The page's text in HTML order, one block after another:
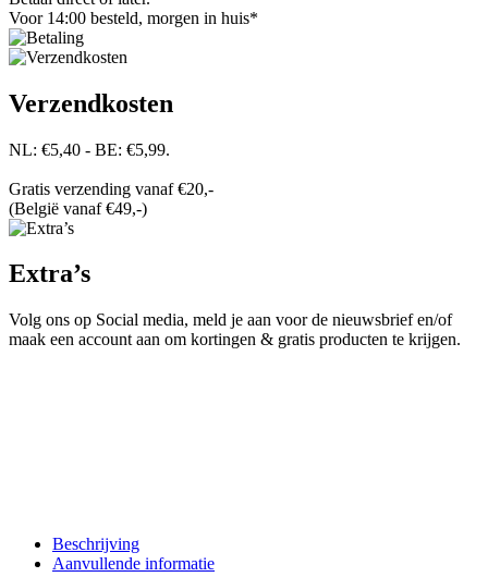
Voor 14:00 besteld, morgen in huis*
Verzendkosten
NL: €5,40 - BE: €5,99.
Gratis verzending vanaf €20,-
(België vanaf €49,-)
Extra’s
Volg ons op Social media, meld je aan voor de nieuwsbrief en/of
maak een account aan om kortingen & gratis producten te krijgen.
Beschrijving
Aanvullende informatie